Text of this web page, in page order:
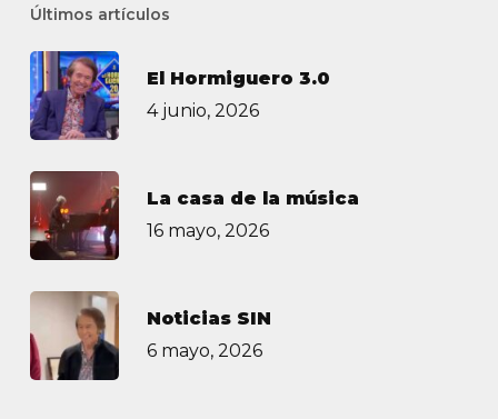
Últimos artículos
El Hormiguero 3.0
4 junio, 2026
La casa de la música
16 mayo, 2026
Noticias SIN
6 mayo, 2026